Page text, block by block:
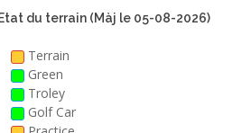
Etat du terrain (Màj le 05-08-2026)
Terrain
Green
Troley
Golf Car